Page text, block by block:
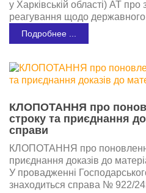
у Харківській області) АТ про
реагування щодо
Подробнее ...
КЛОПОТАННЯ про
строку та приєднання
справи
КЛОПОТАННЯ про
приєднання доказів до
У провадженні
знаходиться справа № 922/